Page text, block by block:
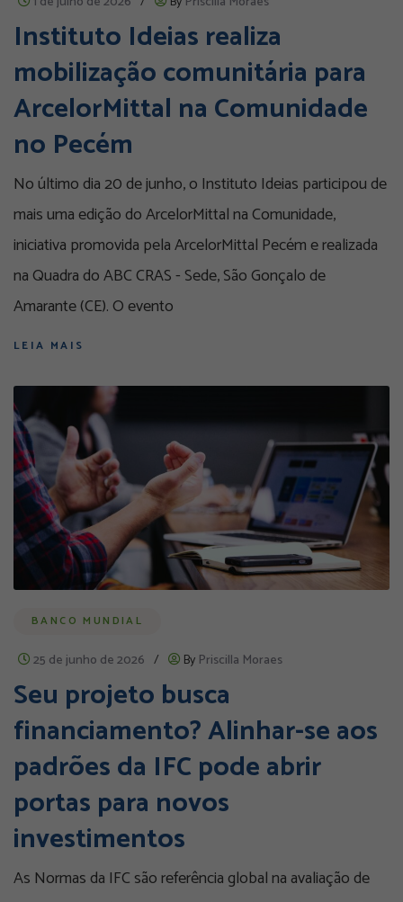
Instituto Ideias realiza
mobilização comunitária para
ArcelorMittal na Comunidade
no Pecém
No último dia 20 de junho, o Instituto Ideias participou de
mais uma edição do ArcelorMittal na Comunidade,
iniciativa promovida pela ArcelorMittal Pecém e realizada
na Quadra do ABC CRAS - Sede, São Gonçalo de
Amarante (CE). O evento
LEIA MAIS
BANCO MUNDIAL
25 de junho de 2026 / By Priscilla Moraes
Seu projeto busca
financiamento? Alinhar-se aos
padrões da IFC pode abrir
portas para novos
investimentos
As Normas da IFC são referência global na avaliação de